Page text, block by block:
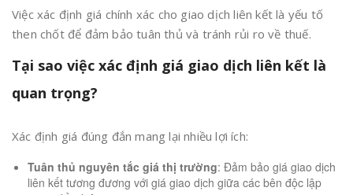
Việc xác định giá chính xác cho giao dịch liên kết là yếu tố
then chốt để đảm bảo tuân thủ và tránh rủi ro về thuế.
Tại sao việc xác định giá giao dịch liên kết là
quan trọng?
Xác định giá đúng đắn mang lại nhiều lợi ích:
Tuân thủ nguyên tắc giá thị trường: Đảm bảo giá giao dịch
liên kết tương đương với giá giao dịch giữa các bên độc lập